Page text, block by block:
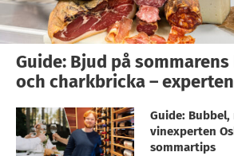
Guide: Bjud på
och charkbricka –
Guide:
vinexperten
sommartips